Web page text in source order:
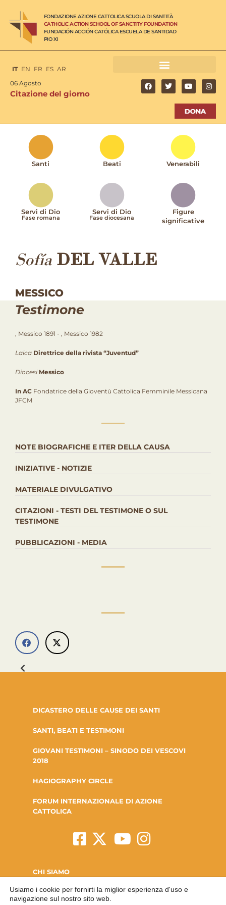
FONDAZIONE AZIONE CATTOLICA SCUOLA DI SANTITÀ
CATHOLIC ACTION SCHOOL OF SANCTITY FOUNDATION
FUNDACIÓN ACCIÓN CATÓLICA ESCUELA DE SANTIDAD
PIO XI
IT EN FR ES AR
06 Agosto
Citazione del giorno
Santi Beati Venerabili
Servi di Dio
Fase romana
Servi di Dio
Fase diocesana
Figure
significative
Sofía DEL VALLE
MESSICO
Testimone
, Messico 1891 - , Messico 1982
Laica Direttrice della rivista “Juventud”
Diocesi Messico
In AC Fondatrice della Gioventù Cattolica Femminile Messicana
JFCM
NOTE BIOGRAFICHE E ITER DELLA CAUSA
INIZIATIVE - NOTIZIE
MATERIALE DIVULGATIVO
CITAZIONI - TESTI DEL TESTIMONE O SUL
TESTIMONE
PUBBLICAZIONI - MEDIA
DICASTERO DELLE CAUSE DEI SANTI
SANTI, BEATI E TESTIMONI
GIOVANI TESTIMONI – SINODO DEI VESCOVI
2018
HAGIOGRAPHY CIRCLE
FORUM INTERNAZIONALE DI AZIONE
CATTOLICA
CHI SIAMO
LA FONDAZIONE
Usiamo i cookie per fornirti la miglior esperienza d'uso e
navigazione sul nostro sito web.